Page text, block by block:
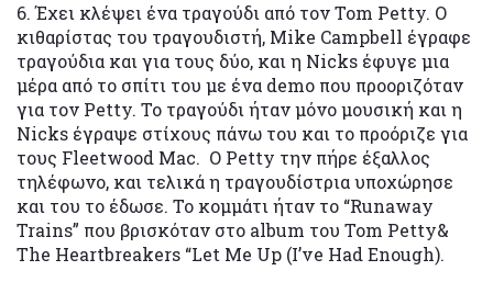
6. Έχει κλέψει ένα τραγούδι από τον Tom Petty. Ο
κιθαρίστας του τραγουδιστή, Mike Campbell έγραφε
τραγούδια και για τους δύο, και η Nicks έφυγε μια
μέρα από το σπίτι του με ένα demo που προοριζόταν
για τον Petty. Το τραγούδι ήταν μόνο μουσική και η
Nicks έγραψε στίχους πάνω του και το προόριζε για
τους Fleetwood Mac. Ο Petty την πήρε έξαλλος
τηλέφωνο, και τελικά η τραγουδίστρια υποχώρησε
και του το έδωσε. Το κομμάτι ήταν το “Runaway
Trains” που βρισκόταν στο album του Tom Petty&
The Heartbreakers “Let Me Up (I’ve Had Enough).